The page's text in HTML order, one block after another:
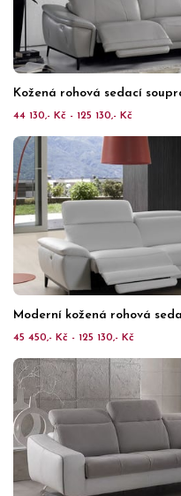
Kožená rohová sedací
44 130,- Kč - 125 130,- Kč
Moderní kožená rohová
45 450,- Kč - 125 130,- Kč